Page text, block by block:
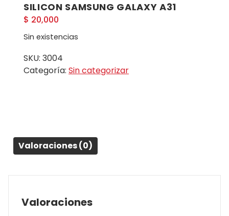
SILICON SAMSUNG GALAXY A31
$ 20,000
Sin existencias
SKU: 3004
Categoría: Sin categorizar
Valoraciones (0)
Valoraciones